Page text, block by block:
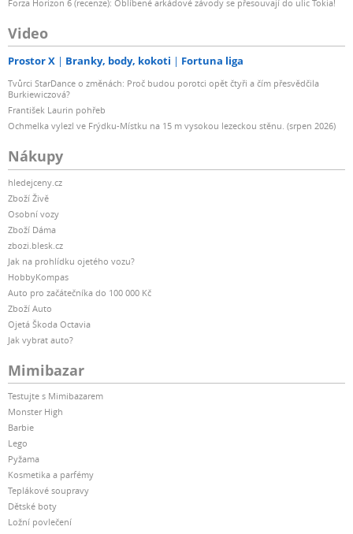
Forza Horizon 6 (recenze): Oblíbené arkádové závody se přesouvají do ulic Tokia!
Video
Prostor X Branky, body, kokoti Fortuna liga
Tvůrci StarDance o změnách: Proč budou porotci opět čtyři a čím přesvědčila
Burkiewiczová?
František Laurin pohřeb
Ochmelka vylezl ve Frýdku-Místku na 15 m vysokou lezeckou stěnu. (srpen 2026)
Nákupy
hledejceny.cz
Zboží Živě
Osobní vozy
Zboží Dáma
zbozi.blesk.cz
Jak na prohlídku ojetého vozu?
HobbyKompas
Auto pro začátečníka do 100 000 Kč
Zboží Auto
Ojetá Škoda Octavia
Jak vybrat auto?
Mimibazar
Testujte s Mimibazarem
Monster High
Barbie
Lego
Pyžama
Kosmetika a parfémy
Teplákové soupravy
Dětské boty
Ložní povlečení